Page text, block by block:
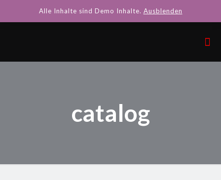
catalog
Alle Inhalte sind Demo Inhalte. Ausblenden